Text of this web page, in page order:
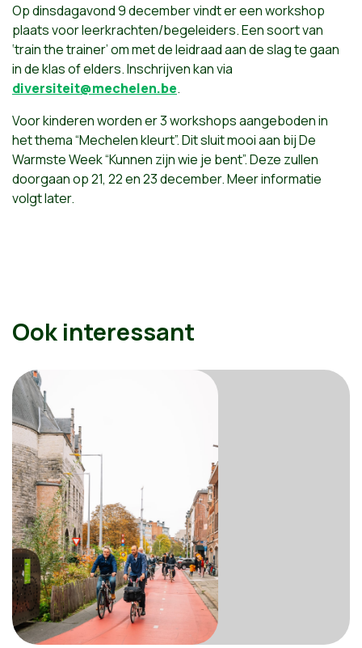
Op dinsdagavond 9 december vindt er een workshop
plaats voor leerkrachten/begeleiders. Een soort van
‘train the trainer’ om met de leidraad aan de slag te gaan
in de klas of elders. Inschrijven kan via
diversiteit@mechelen.be.
Voor kinderen worden er 3 workshops aangeboden in
het thema “Mechelen kleurt”. Dit sluit mooi aan bij De
Warmste Week “Kunnen zijn wie je bent”. Deze zullen
doorgaan op 21, 22 en 23 december. Meer informatie
volgt later.
Ook interessant